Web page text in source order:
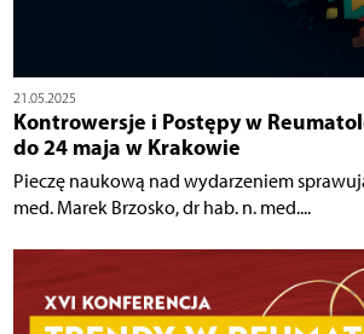
21.05.2025
Kontrowersje i Postępy w
do 24 maja w Krakowie
Pieczę naukową nad wydarzeniem
med. Marek Brzosko, dr hab. n. med....